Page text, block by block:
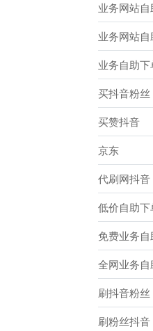
业务网站
业务网站
业务自助下
买抖音粉丝
买赞抖音
京东
代刷网抖音
低价自助下
免费业务
全网业务自
刷抖音粉丝
刷粉丝抖音